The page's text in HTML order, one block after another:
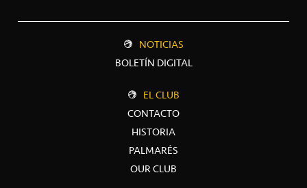
NOTICIAS
BOLETÍN DIGITAL
EL CLUB
CONTACTO
HISTORIA
PALMARÉS
OUR CLUB